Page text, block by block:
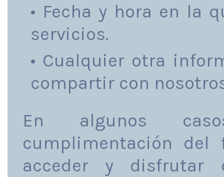
• Fecha y hora en la
servicios.
• Cualquier otra
compartir con
En algunos
cumplimentación del
acceder y disfrutar